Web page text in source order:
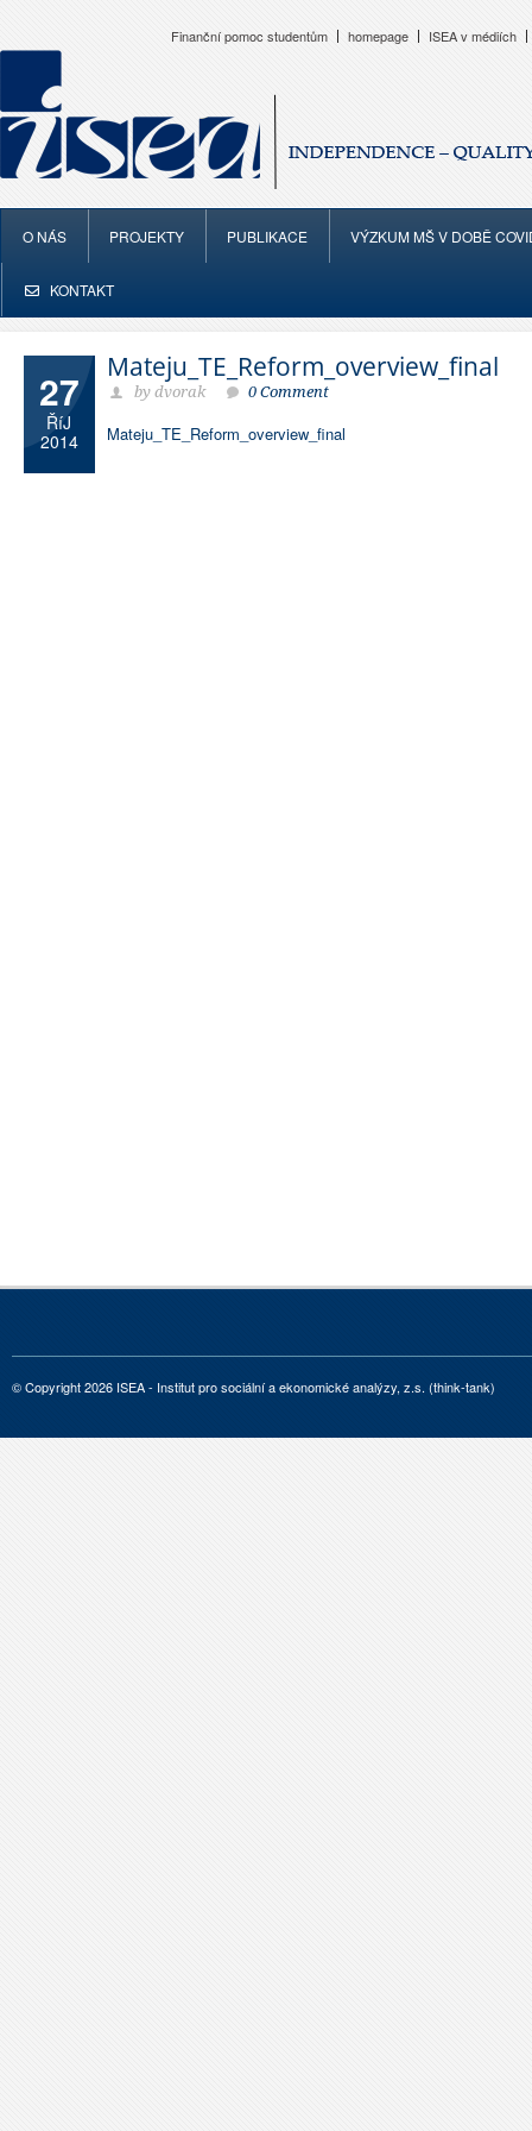
Finanční pomoc studentům homepage ISEA v médiích
O NÁS PROJEKTY PUBLIKACE VÝZKUM MŠ V DOBĚ
KONTAKT
27
ŘíJ
2014
Mateju_TE_Reform_overview_final
by dvorak 0 Comment
Mateju_TE_Reform_overview_final
© Copyright 2026 ISEA - Institut pro sociální a ekonomické analýzy, z.s. (think-tank)